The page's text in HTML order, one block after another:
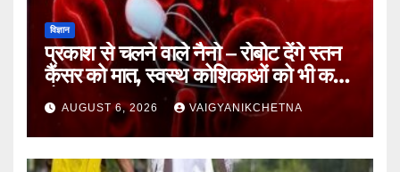
विज्ञान
प्रकाश से चलने वाले नैनो – रोबोट देंगे स्तन
कैंसर को मात, स्वस्थ कोशिकाओं को भी कम
होगा नुकसान
AUGUST 6, 2026 VAIGYANIKCHETNA